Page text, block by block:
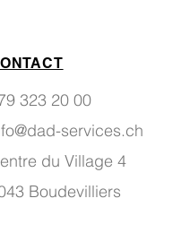
323 20 00
services.ch
du Village 4
Boudevilliers